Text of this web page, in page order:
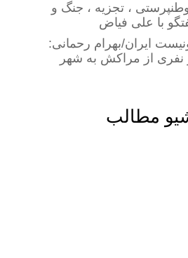
، تجزیه ، جنگ و
با علی فیاض
ایران/بهرام رحمانی:
نفری از مراکش به شهر
مطالب